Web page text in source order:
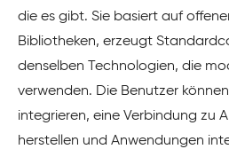
die es gibt. Sie basiert auf
Bibliotheken, erzeugt
denselben Technologien, die
verwenden. Die Benutzer
integrieren, eine Verbindung zu
herstellen und Anwendungen